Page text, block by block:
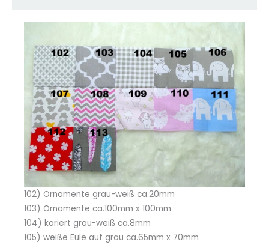
102) Ornamente grau-weiß ca.20mm
103) Ornamente ca.100mm x 100mm
104) kariert grau-weiß ca.8mm
105) weiße Eule auf grau ca.65mm x 70mm